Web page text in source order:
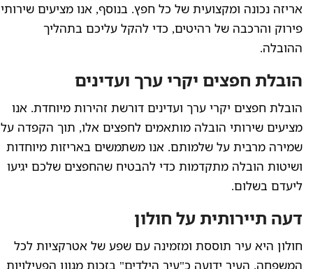
אריזה נכונה ומקצועית של כל חפץ. בנוסף, אנו מציעים שירותי
פירוק והרכבה של רהיטים, כדי להקל עליכם בתהליך
ההובלה.
הובלת חפצים יקרי ערך ועדינים
הובלת חפצים יקרי ערך ועדינים דורשת זהירות מיוחדת. אנו
מציעים שירותי הובלה מותאמים לחפצים אלו, תוך הקפדה על
שמירה מרבית על שלמותם. אנו משתמשים באריזות מיוחדות
ושיטות הובלה מתקדמות כדי להבטיח שהחפצים שלכם יגיעו
ליעדם בשלום.
דעה תיירותית על חולון
חולון היא עיר תוססת ומזמינה עם שפע של אטרקציות לכל
המשפחה. העיר ידועה כ"עיר הילדים" בזכות מגוון הפעילויות